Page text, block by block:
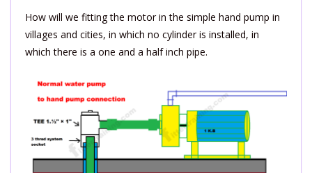
How will we fitting the motor in the simple hand pump in
villages and cities, in which no cylinder is installed, in
which there is a one and a half inch pipe.